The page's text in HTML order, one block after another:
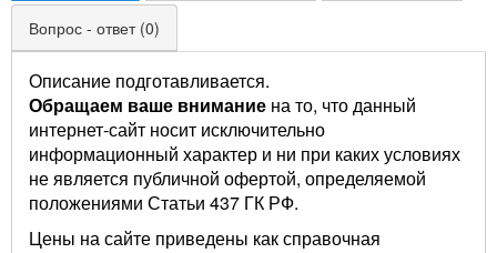
Вопрос - ответ (0)
Описание подготавливается.
Обращаем ваше внимание на то, что данный
интернет-сайт носит исключительно
информационный характер и ни при каких условиях
не является публичной офертой, определяемой
положениями Статьи 437 ГК РФ.
Цены на сайте приведены как справочная